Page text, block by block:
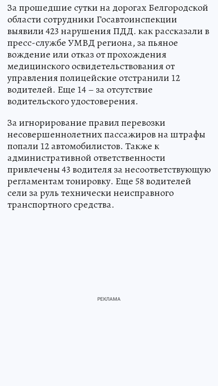
За прошедшие сутки на дорогах Белгородской
области сотрудники Госавтоинспекции
выявили 423 нарушения ПДД. как рассказали в
пресс-службе УМВД региона, за пьяное
вождение или отказ от прохождения
медицинского освидетельствования от
управления полицейские отстранили 12
водителей. Еще 14 – за отсутствие
водительского удостоверения.
За игнорирование правил перевозки
несовершеннолетних пассажиров на штрафы
попали 12 автомобилистов. Также к
административной ответственности
привлечены 43 водителя за несоответствующую
регламентам тонировку. Еще 58 водителей
сели за руль технически неисправного
транспортного средства.